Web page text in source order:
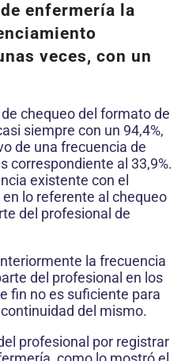
enfermería la
veces, con un
chequeo del formato de
siempre con un 94,4%,
de una frecuencia de
correspondiente al 33,9%.
existente con el
lo referente al chequeo
del profesional de
la frecuencia
del profesional en los
fin no es suficiente para
del mismo.
profesional por registrar